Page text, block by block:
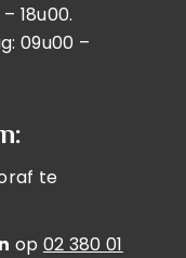
18u00.
09u00 –
te
op 02 380 01